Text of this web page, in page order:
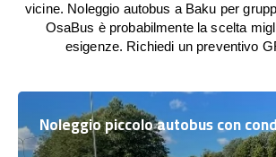
vicine. Noleggio autobus a Baku per
OsaBus è probabilmente la scelta
esigenze. Richiedi un preventivo
Noleggio piccolo autobus con